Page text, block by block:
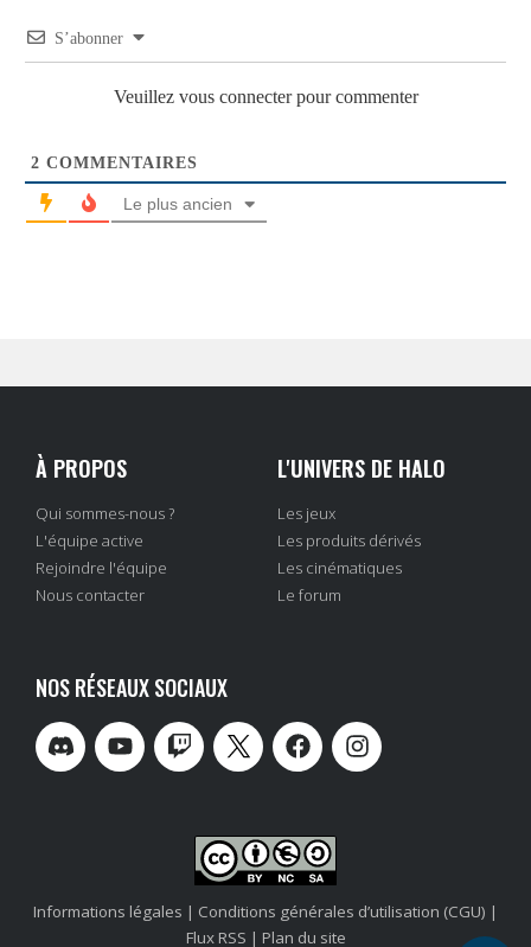
S’abonner
Veuillez vous connecter pour commenter
2 COMMENTAIRES
Le plus ancien
À PROPOS
Qui sommes-nous ?
L'équipe active
Rejoindre l'équipe
Nous contacter
L'UNIVERS DE HALO
Les jeux
Les produits dérivés
Les cinématiques
Le forum
NOS RÉSEAUX SOCIAUX
Informations légales | Conditions générales d’utilisation (CGU) |
Flux RSS | Plan du site